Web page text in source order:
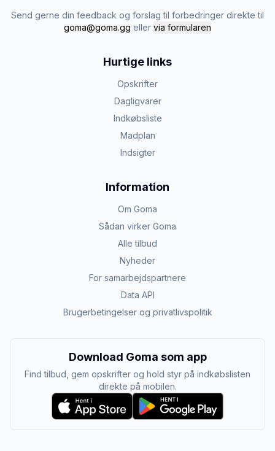
Send gerne din feedback og forslag til forbedringer direkte til
goma@goma.gg eller via formularen
Hurtige links
Opskrifter
Dagligvarer
Indkøbsliste
Madplan
Indsigter
Information
Om Goma
Sådan virker Goma
Alle tilbud
Nyheder
For samarbejdspartnere
Data API
Brugerbetingelser og privatlivspolitik
Download Goma som app
Find tilbud, gem opskrifter og hold styr på indkøbslisten
direkte på mobilen.